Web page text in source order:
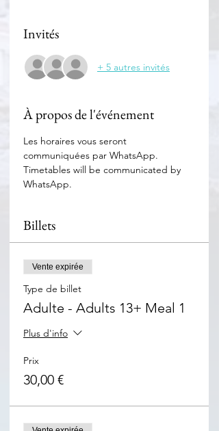
Invités
+ 5 autres invités
À propos de l'événement
Les horaires vous seront
communiquées par WhatsApp.
Timetables will be communicated by
WhatsApp.
Billets
Vente expirée
Type de billet
Adulte - Adults 13+ Meal 1
Plus d'info
Prix
30,00 €